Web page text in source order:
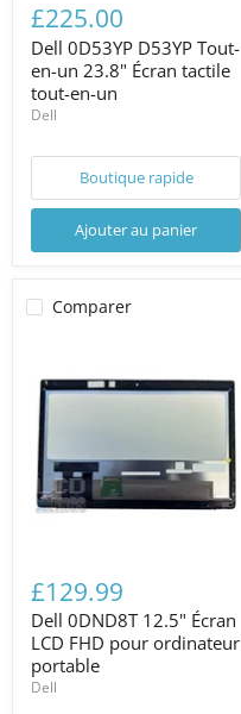
£225.00
Dell 0D53YP D53YP Tout-
en-un 23.8" Écran tactile
tout-en-un
Dell
Boutique rapide
Ajouter au panier
Comparer
£129.99
Dell 0DND8T 12.5" Écran
LCD FHD pour ordinateur
portable
Dell